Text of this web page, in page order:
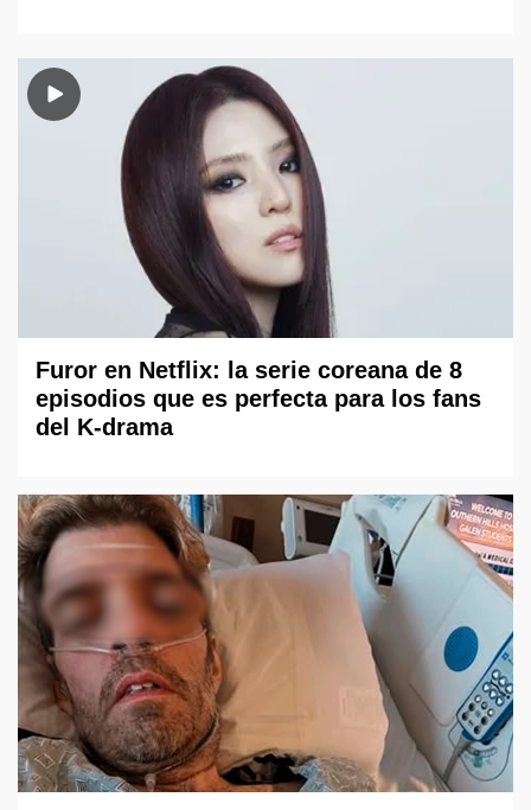
Furor en Netflix: la serie coreana de 8
episodios que es perfecta para los fans
del K-drama